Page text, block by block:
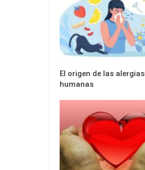
El origen de las alergias
humanas